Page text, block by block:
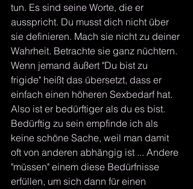
tun. Es sind seine Worte, die er
ausspricht. Du musst dich nicht über
sie definieren. Mach sie nicht zu deiner
Wahrheit. Betrachte sie ganz nüchtern.
Wenn jemand äußert "Du bist zu
frigide" heißt das übersetzt, dass er
einfach einen höheren Sexbedarf hat.
Also ist er bedürftiger als du es bist.
Bedürftig zu sein empfinde ich als
keine schöne Sache, weil man damit
oft von anderen abhängig ist ... Andere
"müssen" einem diese Bedürfnisse
erfüllen, um sich dann für einen